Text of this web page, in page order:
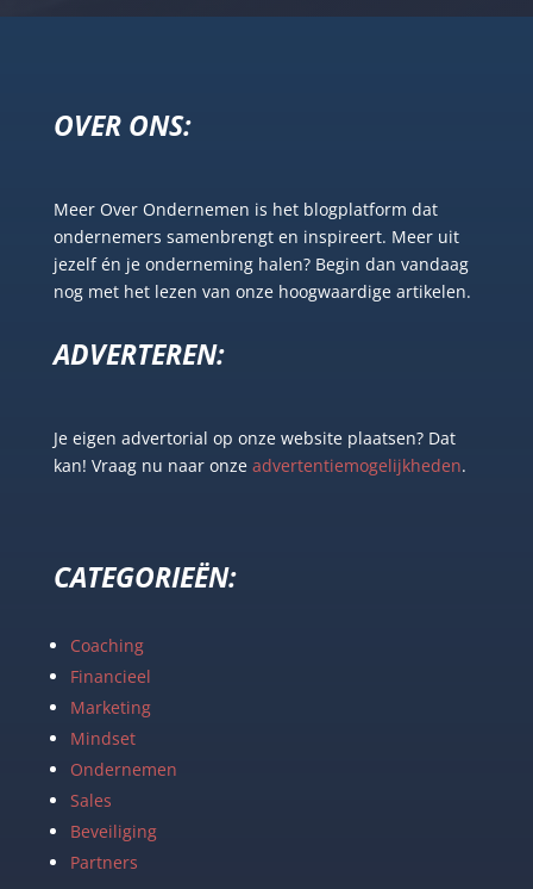
OVER ONS:
Meer Over Ondernemen is het blogplatform dat
ondernemers samenbrengt en inspireert. Meer uit
jezelf én je onderneming halen? Begin dan vandaag
nog met het lezen van onze hoogwaardige artikelen.
ADVERTEREN:
Je eigen advertorial op onze website plaatsen? Dat
kan! Vraag nu naar onze advertentiemogelijkheden.
CATEGORIEËN:
Coaching
Financieel
Marketing
Mindset
Ondernemen
Sales
Beveiliging
Partners